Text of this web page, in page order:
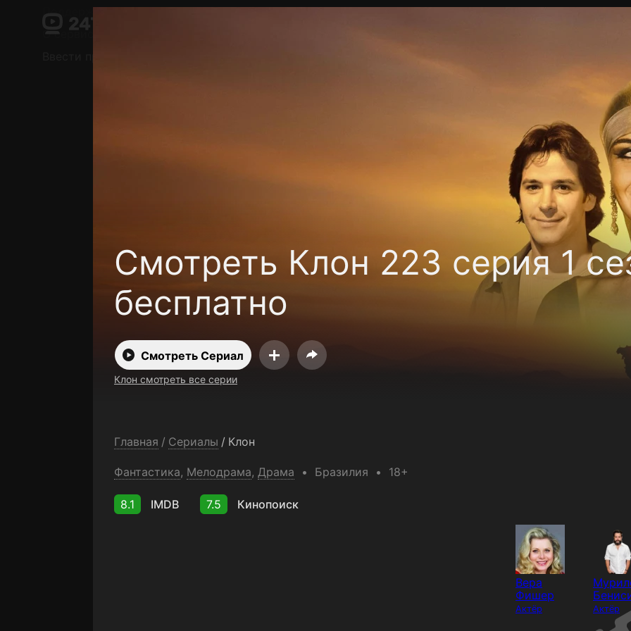
Смотреть Клон 223 серия 1
бесплатно
Смотреть Сериал
Клон смотреть все серии
Главная / Сериалы / Клон
Фантастика, Мелодрама, Драма Бразилия 18+
8.1 IMDB 7.5 Кинопоиск
Вера
Фишер
Актёр Актёр
Поддержка:support@24h.tv